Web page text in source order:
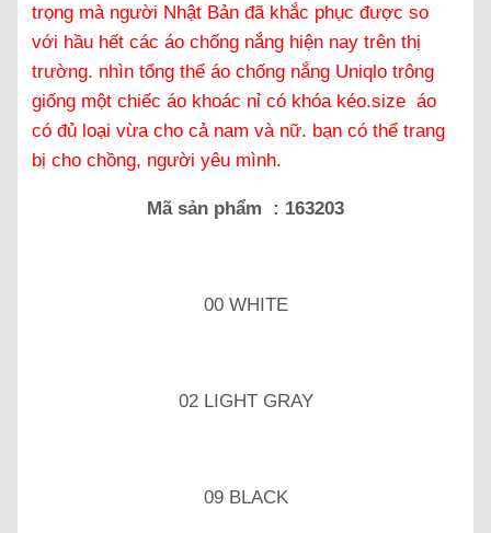
trọng mà người Nhật Bản đã khắc phục được so
với hầu hết các áo chống nắng hiện nay trên thị
trường. nhìn tổng thể áo chống nắng Uniqlo trông
giống một chiếc áo khoác nỉ có khóa kéo.size áo
có đủ loại vừa cho cả nam và nữ. bạn có thể trang
bị cho chồng, người yêu mình.
Mã sản phẩm : 163203
00 WHITE
02 LIGHT GRAY
09 BLACK